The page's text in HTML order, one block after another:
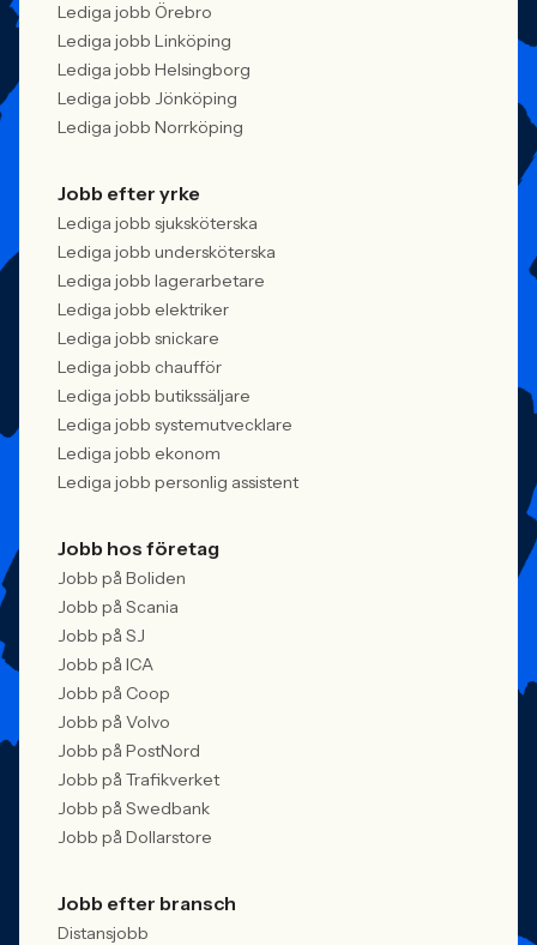
Lediga jobb Örebro
Lediga jobb Linköping
Lediga jobb Helsingborg
Lediga jobb Jönköping
Lediga jobb Norrköping
Jobb efter yrke
Lediga jobb sjuksköterska
Lediga jobb undersköterska
Lediga jobb lagerarbetare
Lediga jobb elektriker
Lediga jobb snickare
Lediga jobb chaufför
Lediga jobb butikssäljare
Lediga jobb systemutvecklare
Lediga jobb ekonom
Lediga jobb personlig assistent
Jobb hos företag
Jobb på Boliden
Jobb på Scania
Jobb på SJ
Jobb på ICA
Jobb på Coop
Jobb på Volvo
Jobb på PostNord
Jobb på Trafikverket
Jobb på Swedbank
Jobb på Dollarstore
Jobb efter bransch
Distansjobb